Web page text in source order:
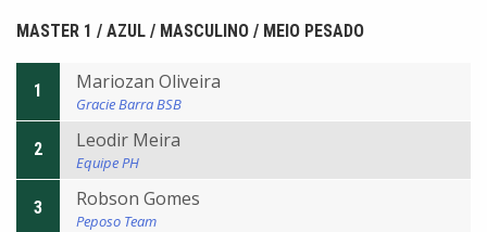
MASTER 1 / AZUL / MASCULINO / MEIO PESADO
1 Mariozan Oliveira
Gracie Barra BSB
2 Leodir Meira
Equipe PH
3 Robson Gomes
Peposo Team